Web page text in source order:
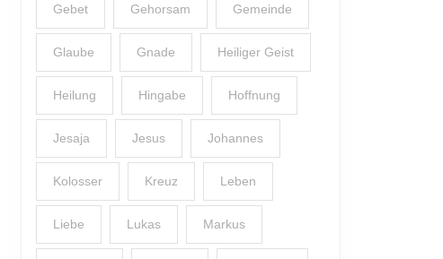
Gebet Gehorsam Gemeinde
Glaube Gnade Heiliger Geist
Heilung Hingabe Hoffnung
Jesaja Jesus Johannes
Kolosser Kreuz Leben
Liebe Lukas Markus